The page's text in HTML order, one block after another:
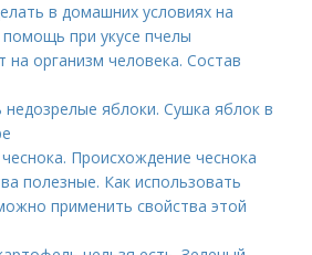
в домашних условиях на
при укусе пчелы
на организм человека. Состав
яблоки. Сушка яблок в
Происхождение чеснока
полезные. Как использовать
применить свойства этой